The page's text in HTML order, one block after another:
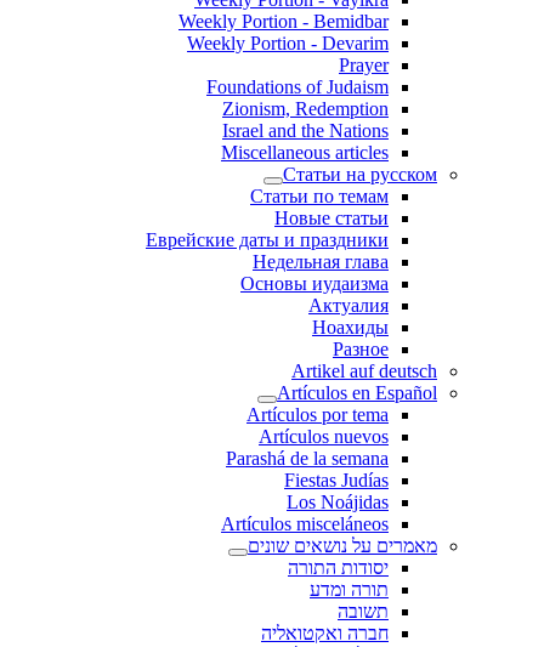
Weekly Portion - Bemidbar
Weekly Portion - Devarim
Prayer
Foundations of Judaism
Zionism, Redemption
Israel and the Nations
Miscellaneous articles
Статьи на русском
Статьи по темам
Новые статьи
Еврейские даты и праздники
Недельная глава
Основы иудаизма
Актуалия
Ноахиды
Разное
Artikel auf deutsch
Artículos en Español
Artículos por tema
Artículos nuevos
Parashá de la semana
Fiestas Judías
Los Noájidas
Artículos misceláneos
מאמרים על נושאים שונים
יסודות התורה
תורה ומדע
תשובה
חברה ואקטואליה